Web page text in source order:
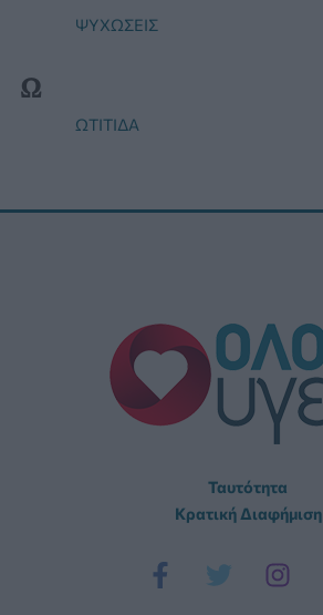
ΨΥΧΩΣΕΙΣ
Ω
ΩΤΊΤΙΔΑ
Ταυτότητα
Κρατική Διαφήμιση